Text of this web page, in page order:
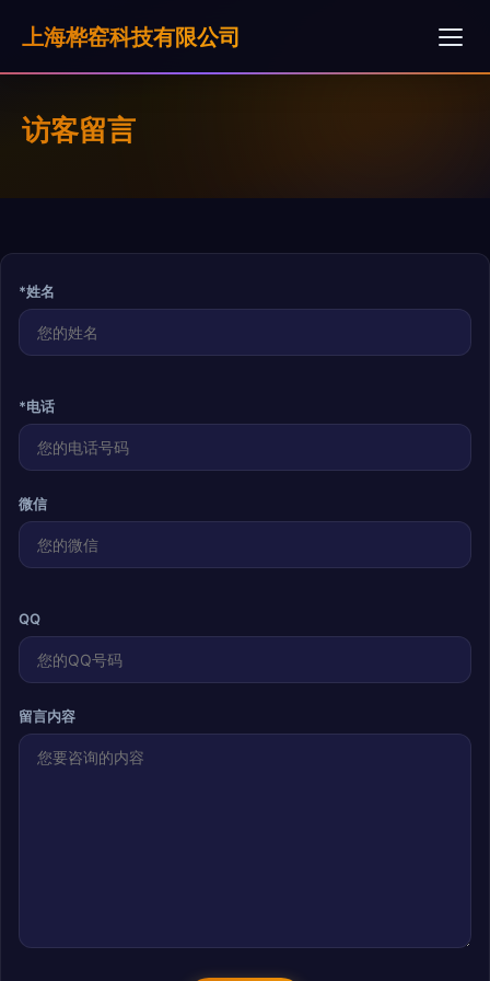
上海桦窑科技有限公司
访客留言
*姓名
*电话
微信
QQ
留言内容